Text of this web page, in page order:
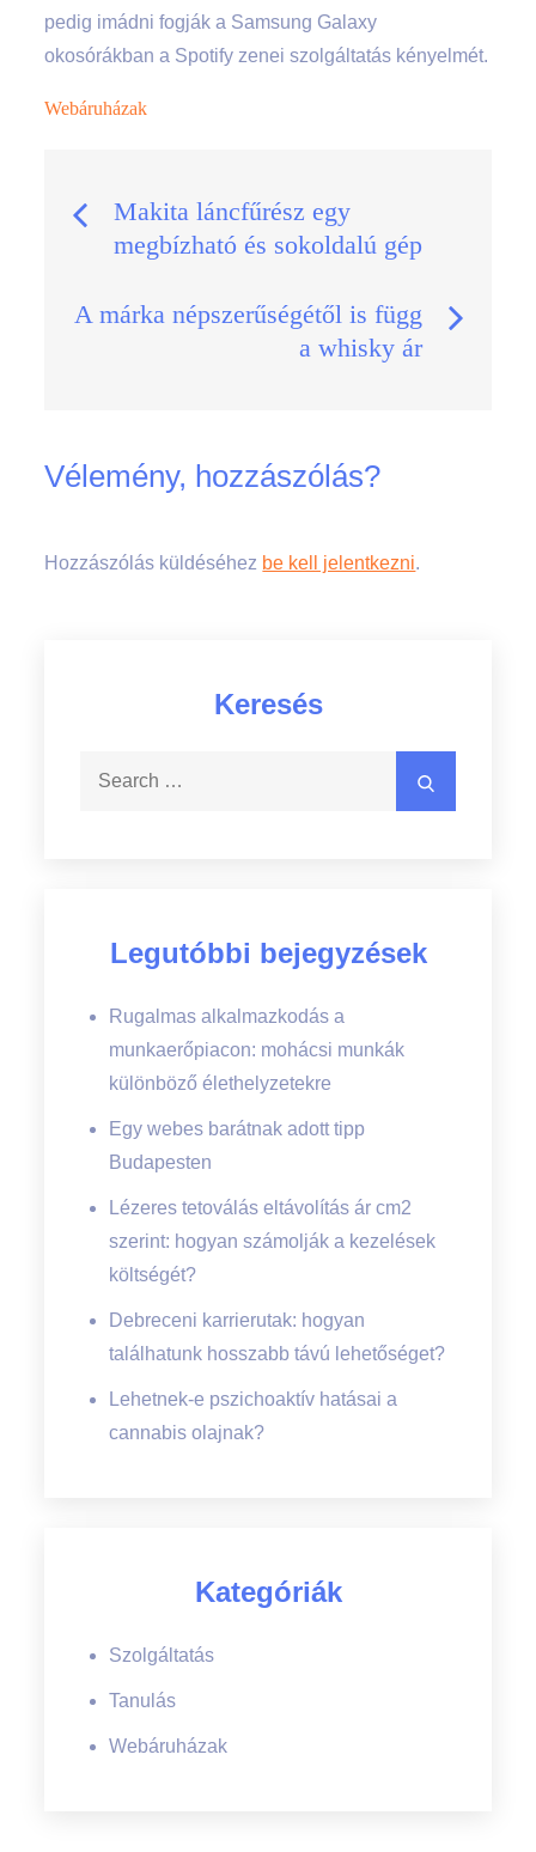
pedig imádni fogják a Samsung Galaxy
okosórákban a Spotify zenei szolgáltatás kényelmét.
Webáruházak
Bejegyzés
navigáció
Makita láncfűrész egy
megbízható és sokoldalú gép
A márka népszerűségétől is függ
a whisky ár
Vélemény, hozzászólás?
Hozzászólás küldéséhez be kell jelentkezni.
Keresés
Legutóbbi bejegyzések
Rugalmas alkalmazkodás a
munkaerőpiacon: mohácsi munkák
különböző élethelyzetekre
Egy webes barátnak adott tipp
Budapesten
Lézeres tetoválás eltávolítás ár cm2
szerint: hogyan számolják a kezelések
költségét?
Debreceni karrierutak: hogyan
találhatunk hosszabb távú lehetőséget?
Lehetnek-e pszichoaktív hatásai a
cannabis olajnak?
Kategóriák
Szolgáltatás
Tanulás
Webáruházak